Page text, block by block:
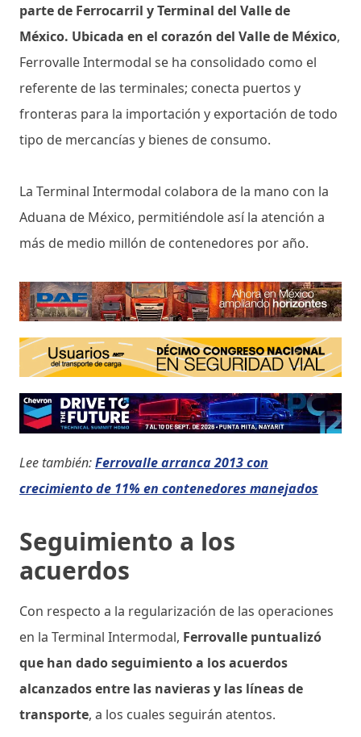
parte de Ferrocarril y Terminal del Valle de
México. Ubicada en el corazón del Valle de México,
Ferrovalle Intermodal se ha consolidado como el
referente de las terminales; conecta puertos y
fronteras para la importación y exportación de todo
tipo de mercancías y bienes de consumo.
La Terminal Intermodal colabora de la mano con la
Aduana de México, permitiéndole así la atención a
más de medio millón de contenedores por año.
Lee también:Ferrovalle arranca 2013 con
crecimiento de 11% en contenedores manejados
Seguimiento a los
acuerdos
Con respecto a la regularización de las operaciones
en la Terminal Intermodal, Ferrovalle puntualizó
que han dado seguimiento a los acuerdos
alcanzados entre las navieras y las líneas de
transporte, a los cuales seguirán atentos.